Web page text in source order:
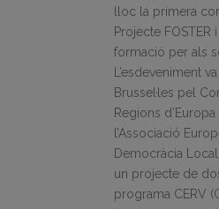
lloc la primera
Projecte FOSTER
formació per als
L’esdeveniment
Brussel·les pel
Regions d’Europa
l’Associació
Democràcia Local
un projecte de
programa CERV